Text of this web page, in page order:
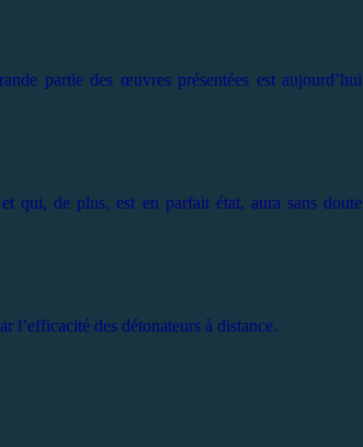
partie des œuvres présentées est aujourd’hui
qui, de plus, est en parfait état, aura sans doute
l’efficacité des détonateurs à distance.